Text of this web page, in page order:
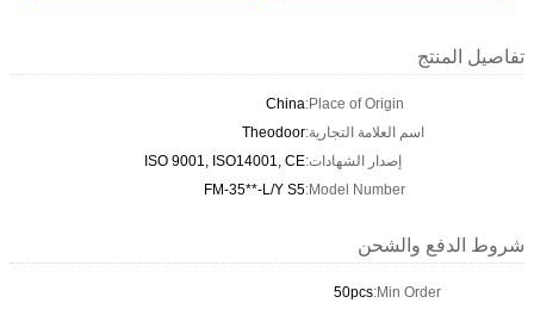
تفاصيل المنتج
Place of Origin:
China
اسم العلامة التجارية:Theodoor
إصدار الشهادات:ISO 9001, ISO14001, CE
Model Number:
FM-35**-L/Y S5
شروط الدفع والشحن
Min Order:
50pcs